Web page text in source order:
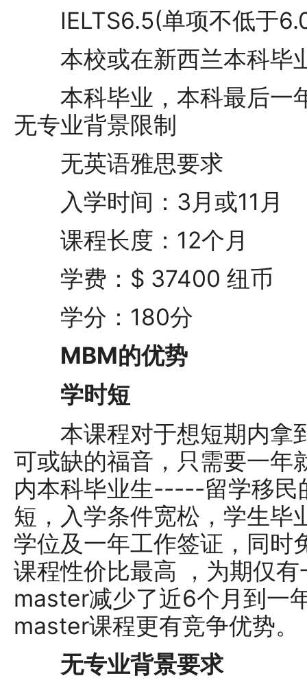
IELTS6.5(单项不低于
本校或在新西兰本科毕
本科毕业，本科最后一
无专业背景限制
无英语雅思要求
入学时间：3月或11月
课程长度：12个月
学费：$ 37400 纽币
学分：180分
MBM的优势
学时短
本课程对于想短期内拿
可或缺的福音，只需要一年
内本科毕业生-----留学移民
短，入学条件宽松，学生
学位及一年工作签证，同时
课程性价比最高 ，为期仅
master减少了近6个月到一
master课程更有竞争优势。
无专业背景要求